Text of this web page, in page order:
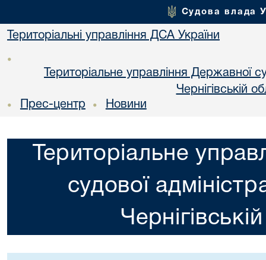
Судова влада
Територіальні управління ДСА України
•
Територіальне управління Державної
Чернiгiвській
• Прес-центр • Новини
Територіальне
судової